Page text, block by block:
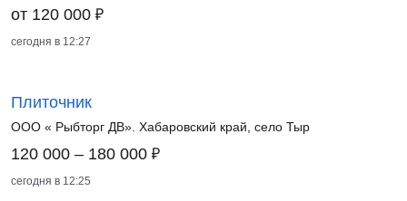
от 120 000 ₽
сегодня в 12:27
Плиточник
ООО « Рыбторг ДВ». Хабаровский край, село Тыр
120 000 – 180 000 ₽
сегодня в 12:25